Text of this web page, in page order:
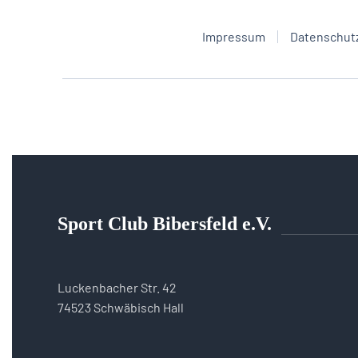
Impressum
Sport Club Bibersfeld e.V.
Luckenbacher Str. 42
74523 Schwäbisch Hall